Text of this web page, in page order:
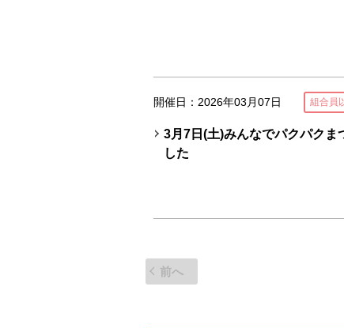
開催日：2026年03月07日 組合員
3月7日(土)みんなでパクパクま
した
前へ